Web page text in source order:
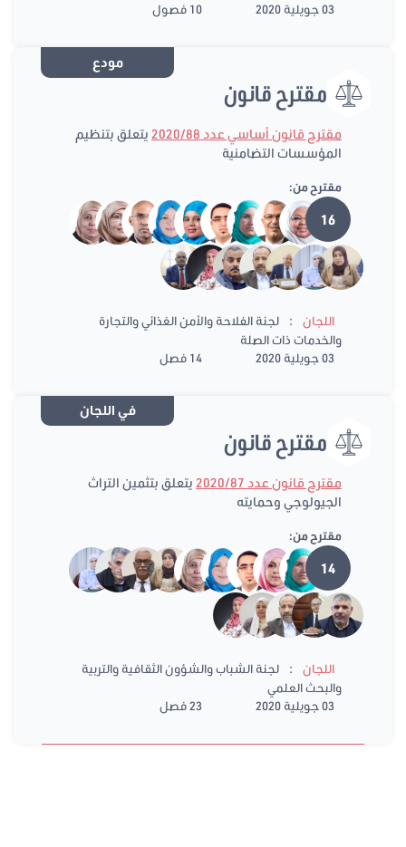
03 جويلية 2020
10 فصول
مودع
مقترح قانون
مقترح قانون أساسي عدد 2020/88
يتعلق بتنظيم
المؤسسات التضامنية
مقترح من:
16
اللجان :
لجنة الفلاحة والأمن الغذائي والتجارة
والخدمات ذات الصلة
03 جويلية 2020
14 فصل
في اللجان
مقترح قانون
مقترح قانون عدد 2020/87
يتعلق بتثمين التراث
الجيولوجي وحمايته
مقترح من:
14
اللجان :
لجنة الشباب والشؤون الثقافية والتربية
والبحث العلمي
03 جويلية 2020
23 فصل